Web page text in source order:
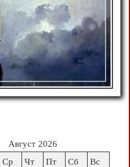
Август 2026
Ср Чт Пт Сб Вс